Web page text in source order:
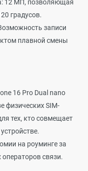
12 МП, позволяющая
градусов.
записи
плавной смены
16 Pro Dual nano
физических SIM-
тех, кто совмещает
на роуминге за
связи.